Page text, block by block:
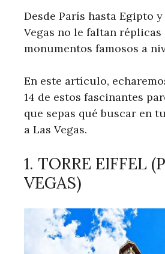
Desde París hasta Egipto y
Vegas no le faltan réplicas
monumentos famosos a
En este artículo,
14 de estos fascinantes
que sepas qué buscar en
a Las Vegas.
1. TORRE EIFFEL
VEGAS)